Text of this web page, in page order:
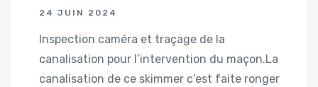
24 JUIN 2024
Inspection caméra et traçage de la
canalisation pour l’intervention du maçon.La
canalisation de ce skimmer c’est faite ronger